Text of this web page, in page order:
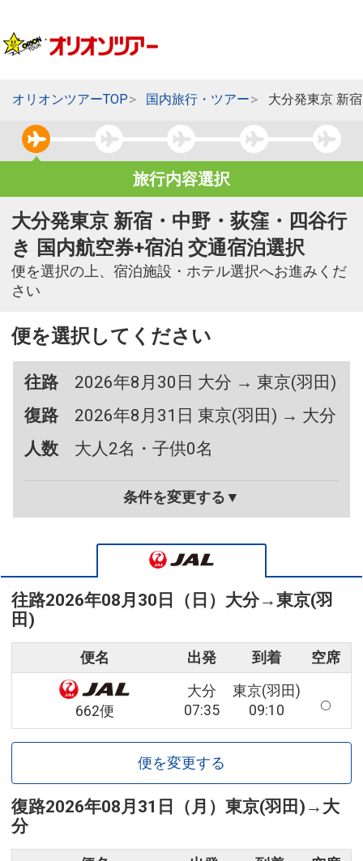
オリオンツアーTOP 国内旅行・ツアー 大分発東京 新
旅行内容選択
大分発東京 新宿・中野・荻窪・四谷行
き 国内航空券+宿泊 交通宿泊選択
便を選択の上、宿泊施設・ホテル選択へお進みくだ
さい
便を選択してください
往路
2026年8月30日 大分 → 東京(羽田)
復路
2026年8月31日 東京(羽田) → 大分
人数
大人2名・子供0名
条件を変更する▼
往路2026年08月30日（日） 大分→東京(羽
田)
便名 出発 到着 空席
662便
大分
07:35
東京(羽田)
09:10
便を変更する
復路2026年08月31日（月） 東京(羽田) → 大
分